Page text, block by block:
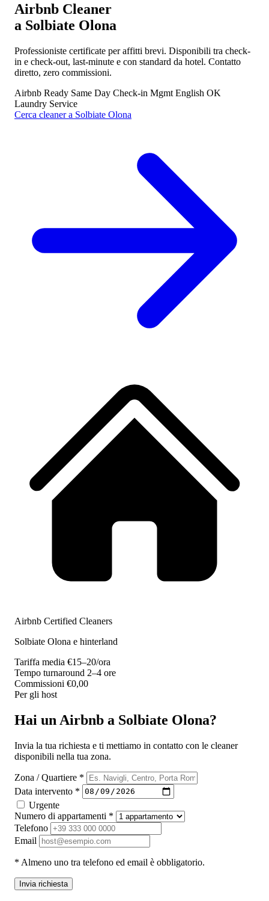
Airbnb Cleaner
a Solbiate Olona
Professioniste certificate per affitti brevi. Disponibili tra check-
in e check-out, last-minute e con standard da hotel. Contatto
diretto, zero commissioni.
Airbnb Ready Same Day Check-in Mgmt English OK
Laundry Service
Cerca cleaner a Solbiate Olona
Airbnb Certified Cleaners
Solbiate Olona e hinterland
Tariffa media €15–20/ora
Tempo turnaround 2–4 ore
Commissioni €0,00
Per gli host
Hai un Airbnb a Solbiate Olona?
Invia la tua richiesta e ti mettiamo in contatto con le cleaner
disponibili nella tua zona.
Zona / Quartiere *
Data intervento *
Urgente
Numero di appartamenti *
Telefono
Email
* Almeno uno tra telefono ed email è obbligatorio.
Invia richiesta